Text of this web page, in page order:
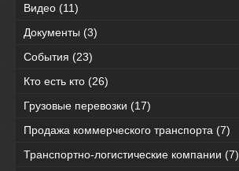
Видео (11)
Документы (3)
События (23)
Кто есть кто (26)
Грузовые перевозки (17)
Продажа коммерческого транспорта (7)
Транспортно-логистические компании (7)